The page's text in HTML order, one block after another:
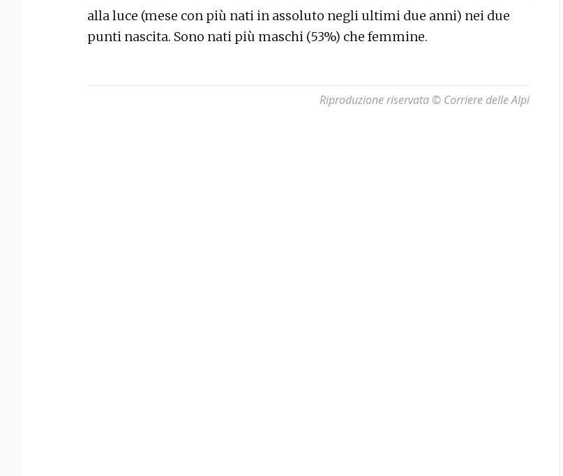
alla luce (mese con più nati in assoluto negli ultimi due anni) nei due
punti nascita. Sono nati più maschi (53%) che femmine.
Riproduzione riservata © Corriere delle Alpi